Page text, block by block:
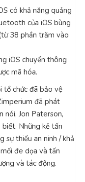
có khả năng quảng
của iOS bùng
38 phần trăm vào
iOS chuyển thông
mã hóa.
tổ chức đã bảo vệ
đã phát
nói, Jon Paterson,
Những kẻ tấn
sự thiếu an ninh / khả
đe dọa và tấn
và tác động.